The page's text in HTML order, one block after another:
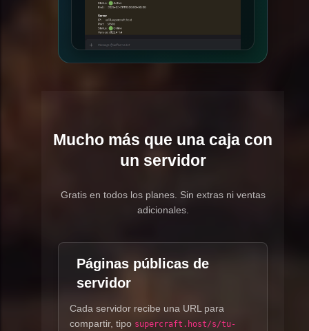
Mucho más que una caja con
un servidor
Gratis en todos los planes. Sin extras ni ventas
adicionales.
Páginas públicas de
servidor
Cada servidor recibe una URL para
compartir, tipo supercraft.host/s/tu-